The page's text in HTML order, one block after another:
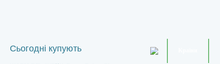
Сьогодні купують